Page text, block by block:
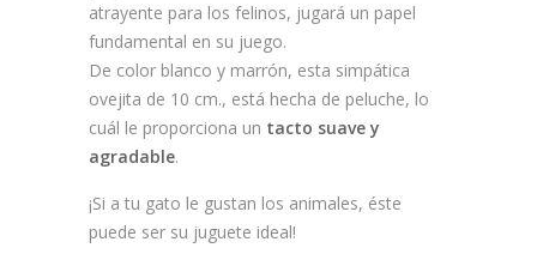
atrayente para los felinos, jugará un papel
fundamental en su juego.
De color blanco y marrón, esta simpática
ovejita de 10 cm., está hecha de peluche, lo
cuál le proporciona un tacto suave y
agradable.
¡Si a tu gato le gustan los animales, éste
puede ser su juguete ideal!